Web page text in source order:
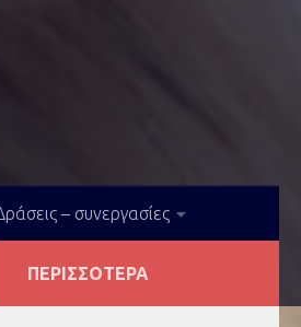
– συνεργασίες
ΠΕΡΙΣΣΌΤΕΡΑ